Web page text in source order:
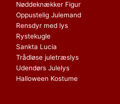
Nøddeknækker Figur
Oppustelig Julemand
Rensdyr med lys
Rystekugle
Sankta Lucia
Trådløse juletræslys
Udendørs Julelys
Halloween Kostume